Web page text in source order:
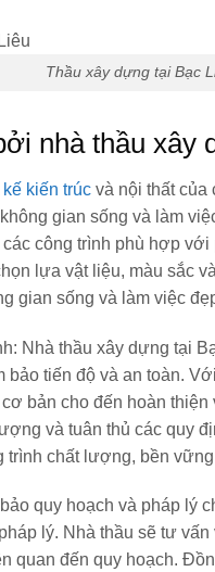
Thầu xây dựng tại Bạc
nhà thầu xây
kiến trúc và nội thất của
gian sống và làm
công trình phù hợp
lựa vật liệu, màu sắc
gian sống và làm việc
Nhà thầu xây dựng tại
tiến độ và an toàn.
bản cho đến hoàn
và tuân thủ các quy
chất lượng, bền
quy hoạch và pháp lý
lý. Nhà thầu sẽ tư
quan đến quy hoạch.